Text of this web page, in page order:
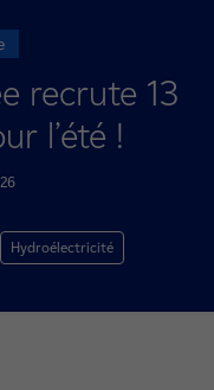
recrute 13
l’été !
Hydroélectricité